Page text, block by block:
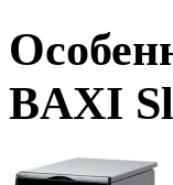
BAXI